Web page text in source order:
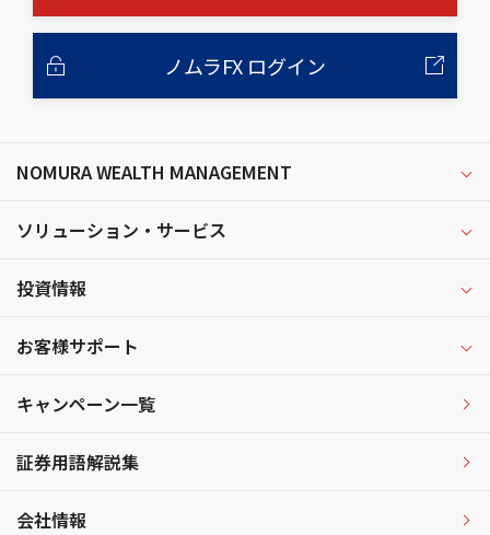
ノムラFX ログイン
NOMURA WEALTH MANAGEMENT
ソリューション・サービス
投資情報
お客様サポート
キャンペーン一覧
証券用語解説集
会社情報